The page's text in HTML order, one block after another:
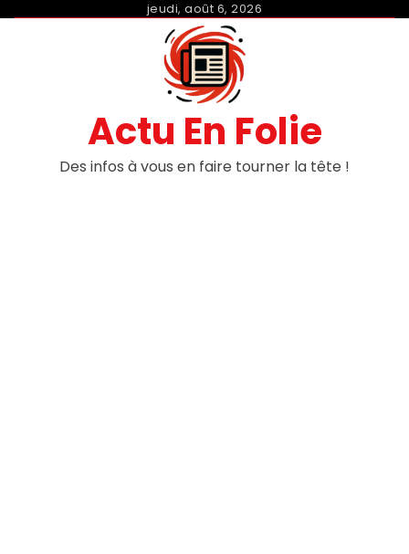
jeudi, août 6, 2026
Actu En Folie
Des infos à vous en faire tourner la tête !